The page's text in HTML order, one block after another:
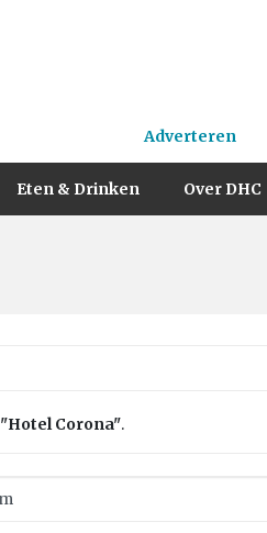
Adverteren
Eten & Drinken Over DHC
"Hotel Corona".